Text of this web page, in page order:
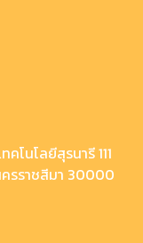
โนโลยีสุรนารี 111
ครราชสีมา 30000